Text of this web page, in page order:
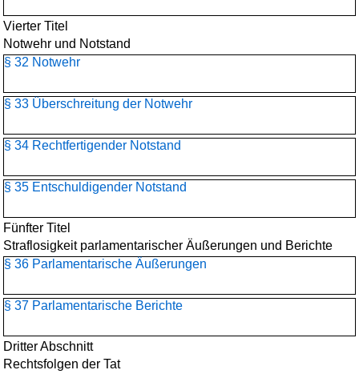
Vierter Titel
Notwehr und Notstand
§ 32 Notwehr
§ 33 Überschreitung der Notwehr
§ 34 Rechtfertigender Notstand
§ 35 Entschuldigender Notstand
Fünfter Titel
Straflosigkeit parlamentarischer Äußerungen und Berichte
§ 36 Parlamentarische Äußerungen
§ 37 Parlamentarische Berichte
Dritter Abschnitt
Rechtsfolgen der Tat